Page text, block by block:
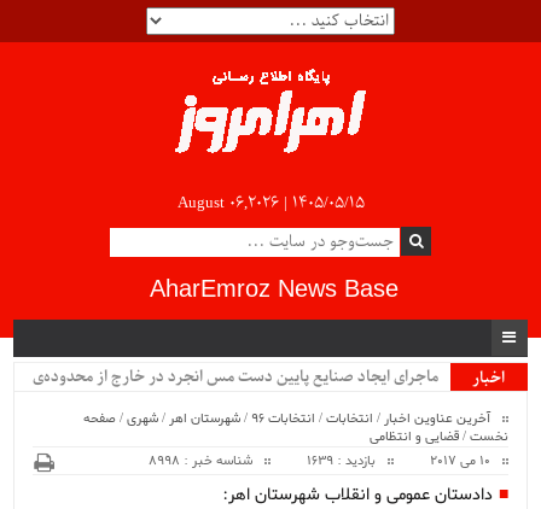
August 06,2026 | ۱۴۰۵/۰۵/۱۵
AharEmroz News Base
اخبار
ماجرای ایجاد صنایع پایین دست مس انجرد در خارج از محدوده‌ی
آخرین عناوین اخبار / انتخابات/ انتخابات 96 /شهرستان اهر /شهری/صفحه
نخست/قضایی و انتظامی
بازدید : 1639 شناسه خبر : 8998
دادستان عمومی و انقلاب شهرستان اهر: